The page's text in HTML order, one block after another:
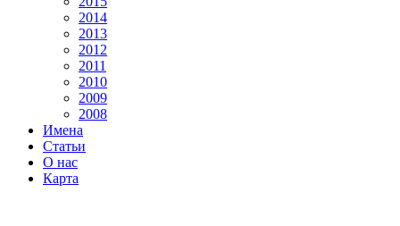
2014
2013
2012
2011
2010
2009
2008
Имена
Статьи
О нас
Карта